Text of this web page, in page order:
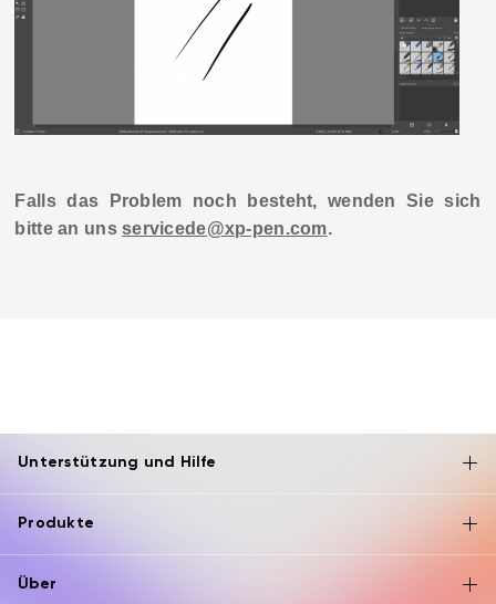
Falls das Problem noch besteht, wenden Sie sich
bitte an unsservicede@xp-pen.com.
Unterstützung und Hilfe
Produkte
Über